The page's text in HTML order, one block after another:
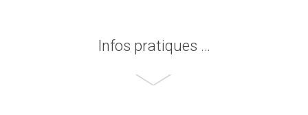
Infos pratiques …